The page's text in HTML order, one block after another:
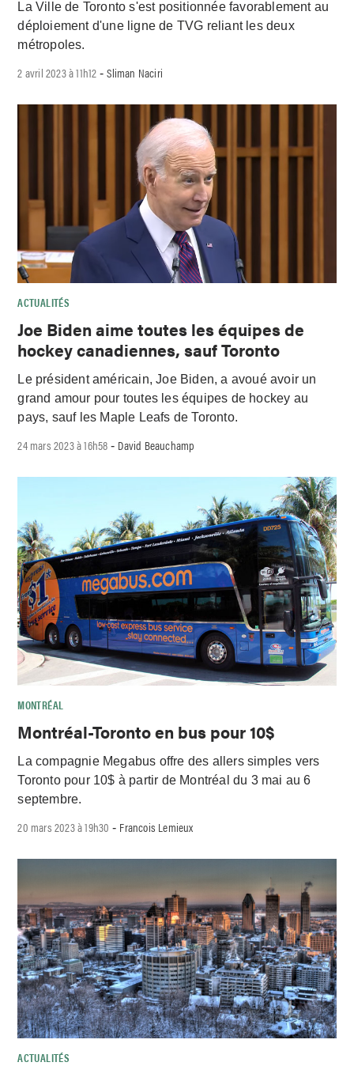
La Ville de Toronto s'est positionnée favorablement au
déploiement d'une ligne de TVG reliant les deux
métropoles.
2 avril 2023 à 11h12 -Sliman Naciri
ACTUALITÉS
Joe Biden aime toutes les équipes de
hockey canadiennes, sauf Toronto
Le président américain, Joe Biden, a avoué avoir un
grand amour pour toutes les équipes de hockey au
pays, sauf les Maple Leafs de Toronto.
24 mars 2023 à 16h58 - David Beauchamp
MONTRÉAL
Montréal-Toronto en bus pour 10$
La compagnie Megabus offre des allers simples vers
Toronto pour 10$ à partir de Montréal du 3 mai au 6
septembre.
20 mars 2023 à 19h30 - Francois Lemieux
ACTUALITÉS